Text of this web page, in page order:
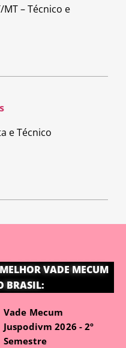
– Técnico e
e Técnico
VADE MECUM
BRASIL:
Vade Mecum
Juspodivm 2026 - 2º
Semestre